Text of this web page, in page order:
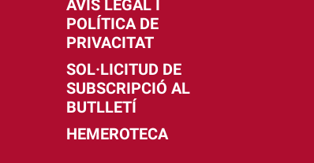
AVÍS LEGAL I
POLÍTICA DE
PRIVACITAT
SOL·LICITUD DE
SUBSCRIPCIÓ AL
BUTLLETÍ
HEMEROTECA